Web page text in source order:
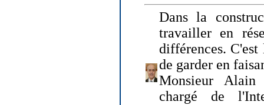
Dans la
travailler en
différences.
de garder en
Monsieur Alain
chargé de